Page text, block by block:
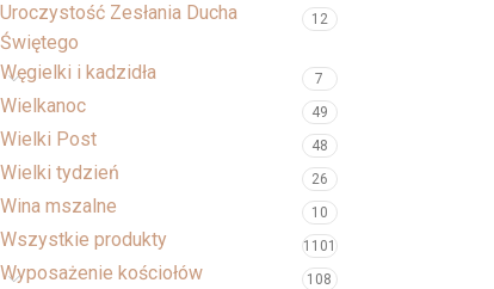
Uroczystość Zesłania Ducha
Świętego
12
Węgielki i kadzidła 7
Wielkanoc 49
Wielki Post 48
Wielki tydzień 26
Wina mszalne 10
Wszystkie produkty 1101
Wyposażenie kościołów 108